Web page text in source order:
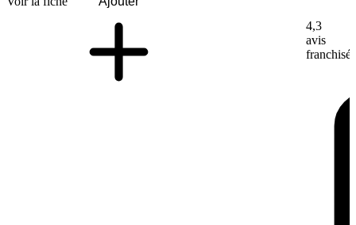
4,3
avis
franchisé